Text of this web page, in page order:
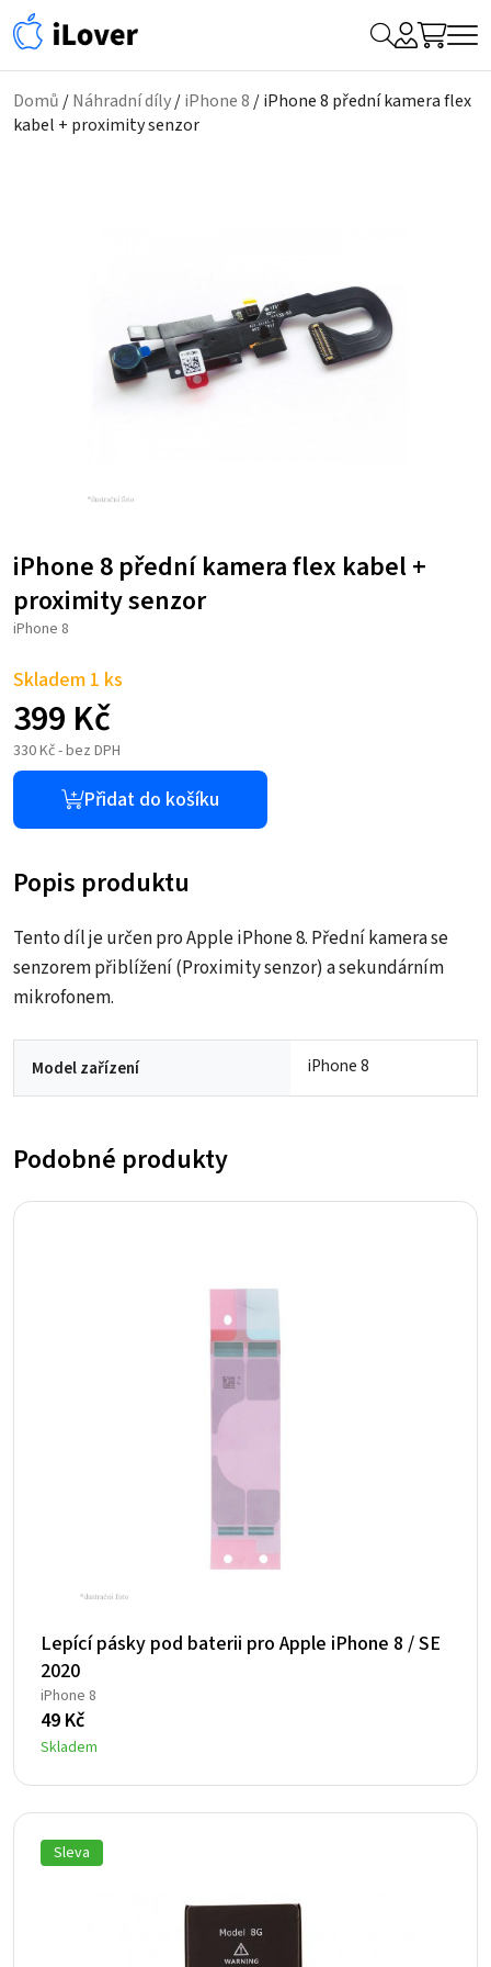
Hledat
My
Account
Domů /Náhradní díly/iPhone 8 / iPhone 8 přední kamera flex
kabel + proximity senzor
iPhone 8 přední kamera flex kabel +
proximity senzor
iPhone 8
Skladem 1 ks
399 Kč
330Kč- bez DPH
Přidat do košíku
Popis produktu
Tento díl je určen pro Apple iPhone 8. Přední kamera se
senzorem přiblížení (Proximity senzor) a sekundárním
mikrofonem.
Model zařízení iPhone 8
Podobné produkty
Lepící pásky pod baterii pro Apple iPhone 8 / SE
2020
iPhone 8
49 Kč
Skladem
Sleva